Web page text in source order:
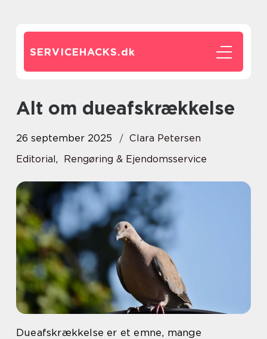
SERVICEHACKS.dk
Alt om dueafskrækkelse
26 september 2025
Clara Petersen
Editorial, Rengøring & Ejendomsservice
Dueafskrækkelse er et emne, mange